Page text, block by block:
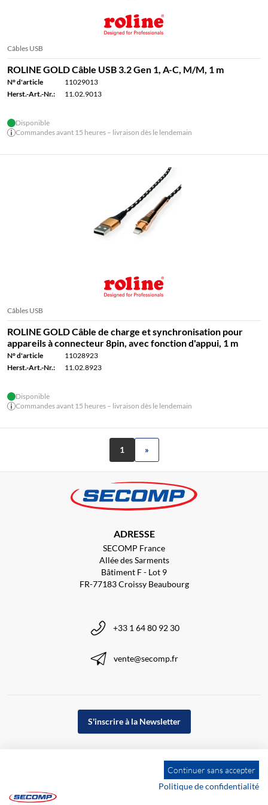
Câbles USB
ROLINE GOLD Câble USB 3.2 Gen 1, A-C, M/M, 1 m
N° d'article
11029013
Herst.-Art.-Nr.:
11.02.9013
Disponible
Commandes avant 15 heures – livraison dès le lendemain
Câbles USB
ROLINE GOLD Câble de charge et synchronisation pour
appareils à connecteur 8pin, avec fonction d'appui, 1 m
N° d'article
11028923
Herst.-Art.-Nr.:
11.02.8923
Disponible
Commandes avant 15 heures – livraison dès le lendemain
1 »
ADRESSE
SECOMP France
Allée des Sarments
Bâtiment F - Lot 9
FR-77183 Croissy Beaubourg
+33 1 64 80 92 30
vente@secomp.fr
S'inscrire à la Newsletter
Continuer sans accepter
Politique de confidentialité